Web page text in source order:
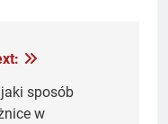
sposób
w